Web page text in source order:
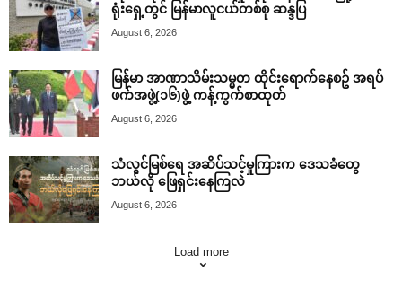
ရုံးရှေ့တွင် မြန်မာလူငယ်တစ်စု ဆန္ဒပြ
August 6, 2026
မြန်မာ အာဏာသိမ်းသမ္မတ ထိုင်းရောက်နေစဥ် အရပ်
ဖက်အဖွဲ့(၁၆)ဖွဲ့ ကန့်ကွက်စာထုတ်
August 6, 2026
သံလွင်မြစ်ရေ အဆိပ်သင့်မှုကြားက ဒေသခံတွေ
ဘယ်လို ဖြေရှင်းနေကြလဲ
August 6, 2026
Load more